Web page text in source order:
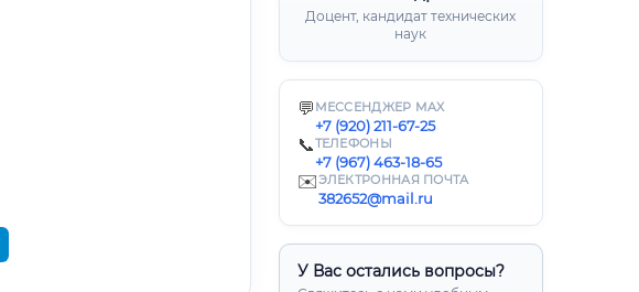
Доцент, кандидат технических
наук
💬 МЕССЕНДЖЕР MAX
+7 (920) 211-67-25
📞ТЕЛЕФОНЫ
+7 (967) 463-18-65
✉️ЭЛЕКТРОННАЯ ПОЧТА
382652@mail.ru
У Вас остались вопросы?